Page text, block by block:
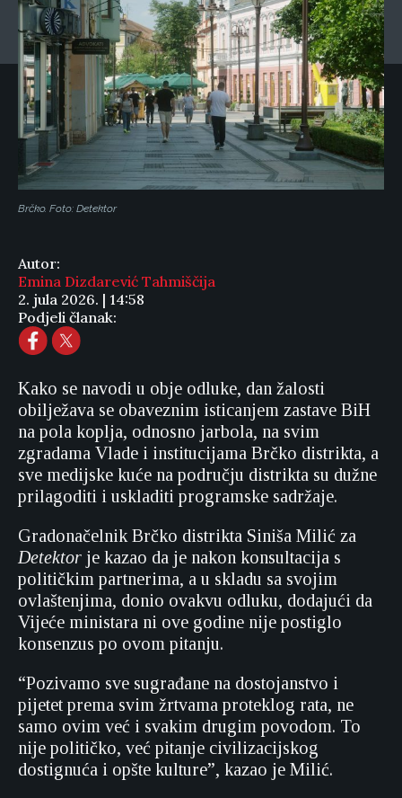
Brčko. Foto: Detektor
Autor:
Emina Dizdarević Tahmiščija
2. jula 2026. | 14:58
Podjeli članak:
Kako se navodi u obje odluke, dan žalosti
obilježava se obaveznim isticanjem zastave BiH
na pola koplja, odnosno jarbola, na svim
zgradama Vlade i institucijama Brčko distrikta, a
sve medijske kuće na području distrikta su dužne
prilagoditi i uskladiti programske sadržaje.
Gradonačelnik Brčko distrikta Siniša Milić za
Detektor je kazao da je nakon konsultacija s
političkim partnerima, a u skladu sa svojim
ovlaštenjima, donio ovakvu odluku, dodajući da
Vijeće ministara ni ove godine nije postiglo
konsenzus po ovom pitanju.
“Pozivamo sve sugrađane na dostojanstvo i
pijetet prema svim žrtvama proteklog rata, ne
samo ovim već i svakim drugim povodom. To
nije političko, već pitanje civilizacijskog
dostignuća i opšte kulture”, kazao je Milić.